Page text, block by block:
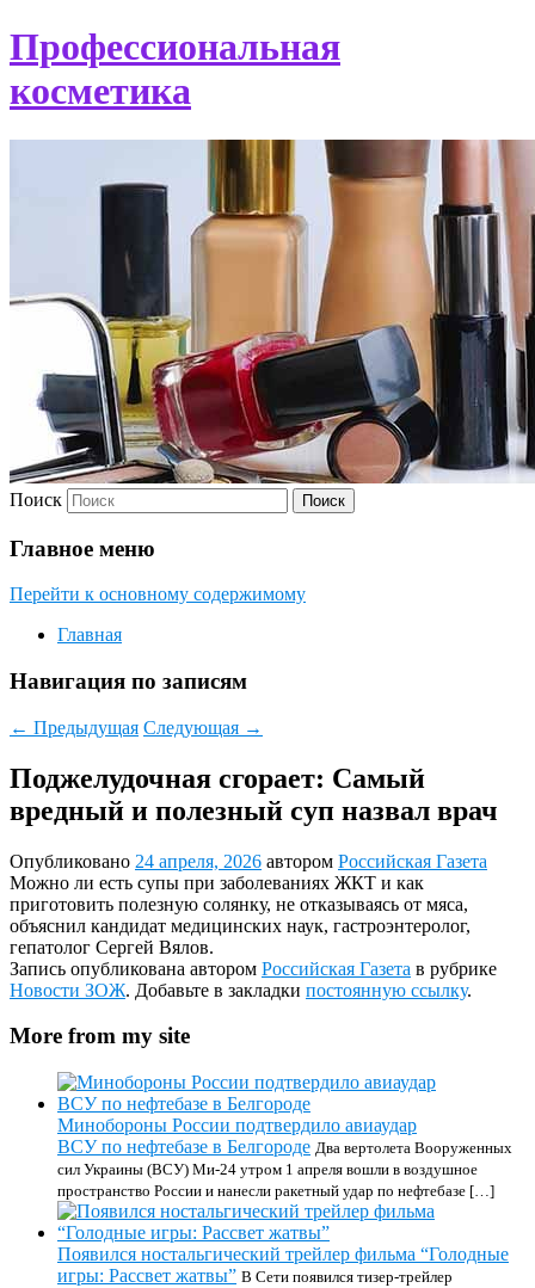
Профессиональная
косметика
Поиск
Главное меню
Перейти к основному содержимому
Главная
Навигация по записям
← Предыдущая Следующая →
Поджелудочная сгорает: Самый
вредный и полезный суп назвал врач
Опубликовано 24 апреля, 2026 автором Российская Газета
Можно ли есть супы при заболеваниях ЖКТ и как
приготовить полезную солянку, не отказываясь от мяса,
объяснил кандидат медицинских наук, гастроэнтеролог,
гепатолог Сергей Вялов.
Запись опубликована автором Российская Газета в рубрике
Новости ЗОЖ. Добавьте в закладки постоянную ссылку.
More from my site
Минобороны России подтвердило авиаудар
ВСУ по нефтебазе в Белгороде Два вертолета Вооруженных
сил Украины (ВСУ) Ми-24 утром 1 апреля вошли в воздушное
пространство России и нанесли ракетный удар по нефтебазе […]
Появился ностальгический трейлер фильма “Голодные
игры: Рассвет жатвы” В Сети появился тизер-трейлер